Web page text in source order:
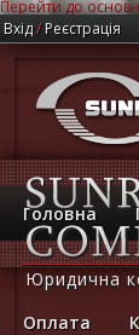
Перейти до
Вхід/ Реєстрація
Головна
Оплата
Юридична